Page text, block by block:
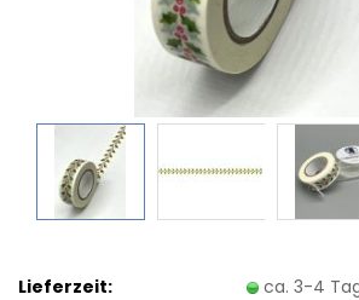
Lieferzeit: ca. 3-4